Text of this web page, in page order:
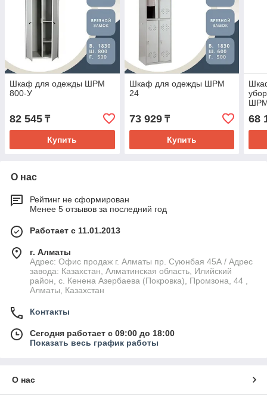
Шкаф для одежды ШРМ
800-У
82 545 ₸
Купить
Шкаф для одежды ШРМ
24
73 929₸
Купить
68
О нас
Рейтинг не сформирован
Менее 5 отзывов за последний год
Работает с 11.01.2013
г. Алматы
Адрес: Офис продаж г. Алматы пр. Суюнбая 45А / Адрес
завода: Казахстан, Алматинская область, Илийский
район, ​с. Кенена Азербаева (Покровка), Промзона, 44​ ,
Алматы, Казахстан
Контакты
Сегодня работает с 09:00 до 18:00
Показать весь график работы
О нас